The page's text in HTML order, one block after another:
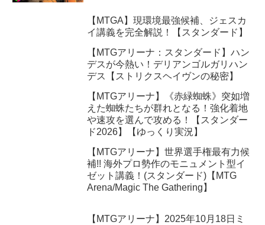
【MTGA】現環境最強候補、ジェスカ
イ講義を完全解説！【スタンダード】
【MTGアリーナ：スタンダード】ハン
デスが今熱い！デリアンゴルガリハン
デス【ストリクスヘイヴンの秘密】
【MTGアリーナ】《赤緑蜘蛛》突如増
えた蜘蛛たちが群れとなる！強化着地
や速攻を選んで攻める！【スタンダー
ド2026】【ゆっくり実況】
【MTGアリーナ】世界選手権最有力候
補!! 海外プロ勢作のモニュメント型イ
ゼット講義！(スタンダード)【MTG
Arena/Magic The Gathering】
【MTGアリーナ】2025年10月18日ミ